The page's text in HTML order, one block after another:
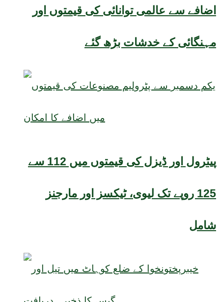
اضافے سے عالمی توانائی کی قیمتوں اور
مہنگائی کے خدشات بڑھ گئے
پیٹرول اور ڈیزل کی قیمتوں میں 112 سے
125 روپے تک لیوی، ٹیکسز اور مارجنز
شامل